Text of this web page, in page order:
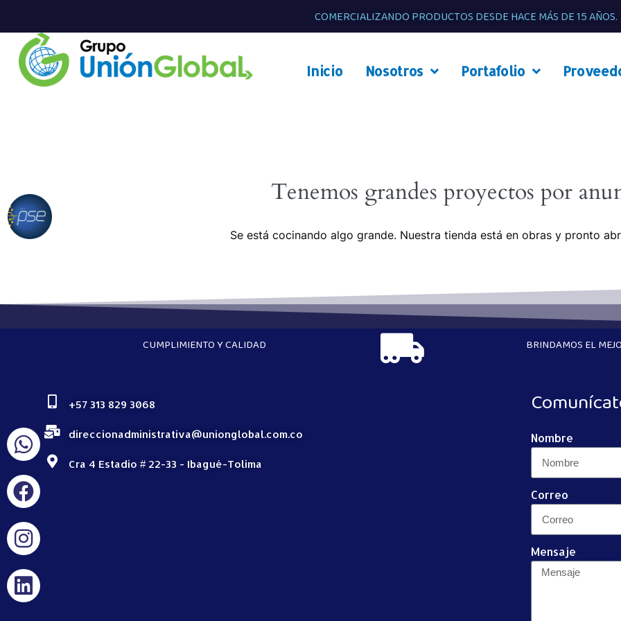
COMERCIALIZANDO PRODUCTOS DESDE HACE MÁS DE 15 AÑOS.
Inicio Nosotros Portafolio
Tenemos grandes proyectos por
Se está cocinando algo grande. Nuestra tienda está en obras y pronto
CUMPLIMIENTO Y CALIDAD BRINDAMOS EL
+57 313 829 3068
direccionadministrativa@unionglobal.com.co
Cra 4 Estadio # 22-33 - Ibagué-Tolima
Nombre
Correo
Mensaje